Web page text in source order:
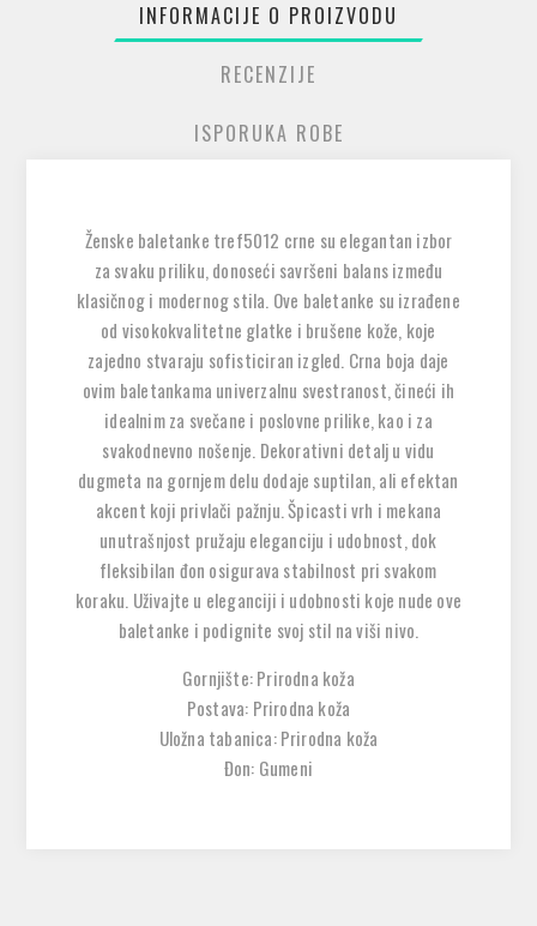
INFORMACIJE O PROIZVODU
RECENZIJE
ISPORUKA ROBE
Ženske baletanke tref5012 crne su elegantan izbor
za svaku priliku, donoseći savršeni balans između
klasičnog i modernog stila. Ove baletanke su izrađene
od visokokvalitetne glatke i brušene kože, koje
zajedno stvaraju sofisticiran izgled. Crna boja daje
ovim baletankama univerzalnu svestranost, čineći ih
idealnim za svečane i poslovne prilike, kao i za
svakodnevno nošenje. Dekorativni detalj u vidu
dugmeta na gornjem delu dodaje suptilan, ali efektan
akcent koji privlači pažnju. Špicasti vrh i mekana
unutrašnjost pružaju eleganciju i udobnost, dok
fleksibilan đon osigurava stabilnost pri svakom
koraku. Uživajte u eleganciji i udobnosti koje nude ove
baletanke i podignite svoj stil na viši nivo.
Gornjište: Prirodna koža
Postava: Prirodna koža
Uložna tabanica: Prirodna koža
Đon: Gumeni